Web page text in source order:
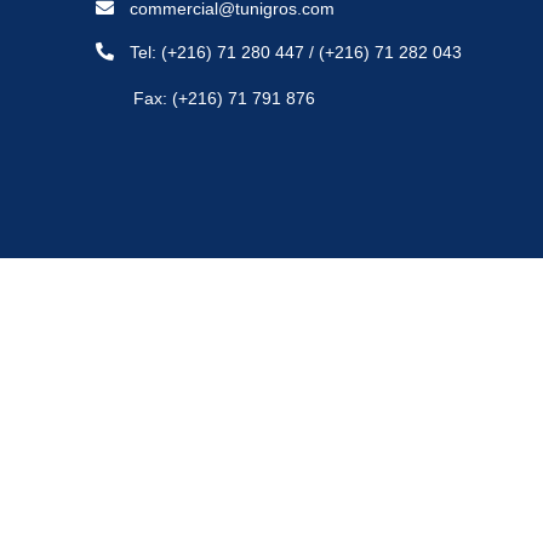
commercial@tunigros.com
Tel: (+216) 71 280 447 / (+216) 71 282 043
Fax: (+216) 71 791 876